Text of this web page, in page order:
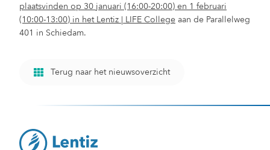
plaatsvinden op 30 januari (16:00-20:00) en 1 februari
(10:00-13:00) in het Lentiz | LIFE College aan de Parallelweg
401 in Schiedam.
Terug naar het nieuwsoverzicht